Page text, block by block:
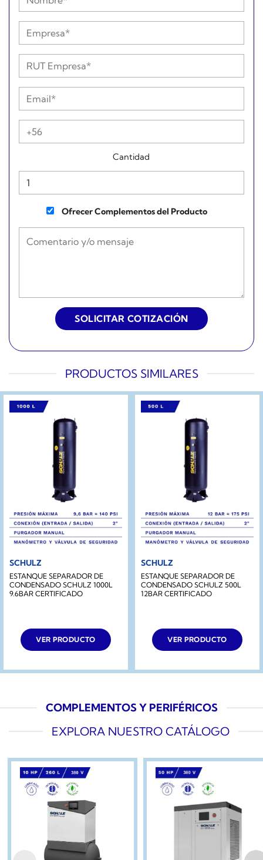
Cantidad
Ofrecer Complementos del Producto
PRODUCTOS SIMILARES
SCHULZ
ESTANQUE SEPARADOR DE
CONDENSADO SCHULZ 1000L
9.6BAR CERTIFICADO
VER PRODUCTO
SCHULZ
ESTANQUE SEPARADOR DE
CONDENSADO SCHULZ 500L
12BAR CERTIFICADO
VER PRODUCTO
COMPLEMENTOS Y PERIFÉRICOS
EXPLORA NUESTRO CATÁLOGO